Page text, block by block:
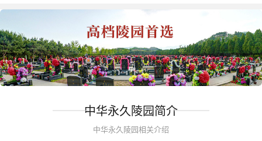
中华永久陵园简介
中华永久陵园相关介绍